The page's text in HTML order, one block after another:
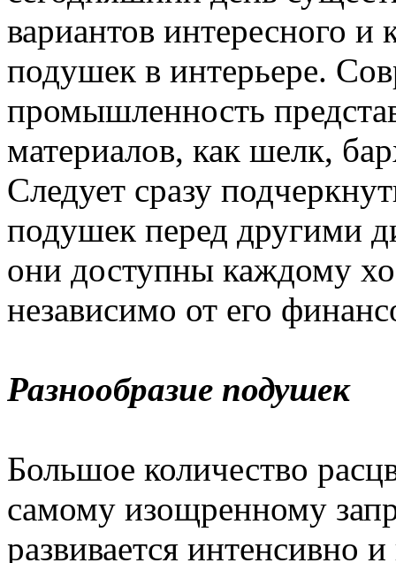
вариантов интересного и
подушек в интерьере.
промышленность
материалов, как шелк,
Следует сразу
подушек перед другими
они доступны каждому
независимо от его
Разнообразие подушек
Большое количество
самому изощренному
развивается интенсивно